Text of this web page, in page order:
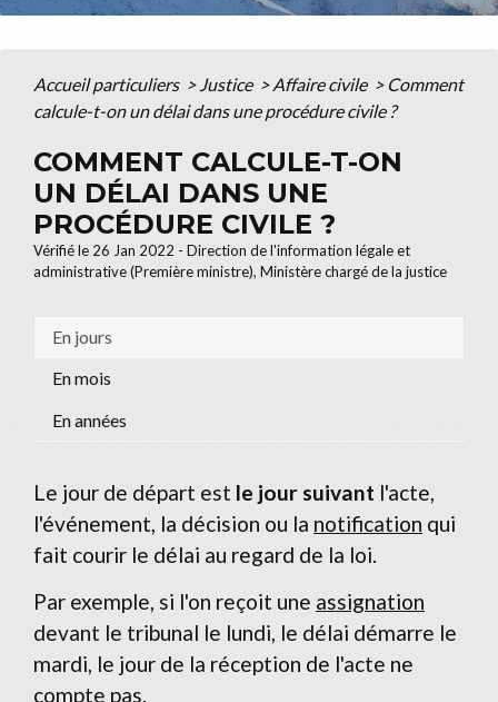
Accueil particuliers > Justice > Affaire civile > Comment
calcule-t-on un délai dans une procédure civile ?
COMMENT CALCULE-T-ON
UN DÉLAI DANS UNE
PROCÉDURE CIVILE ?
Vérifié le 26 Jan 2022 - Direction de l'information légale et
administrative (Première ministre), Ministère chargé de la justice
En jours
En mois
En années
Le jour de départ est le jour suivant l'acte,
l'événement, la décision ou la notification qui
fait courir le délai au regard de la loi.
Par exemple, si l'on reçoit une assignation
devant le tribunal le lundi, le délai démarre le
mardi, le jour de la réception de l'acte ne
compte pas.